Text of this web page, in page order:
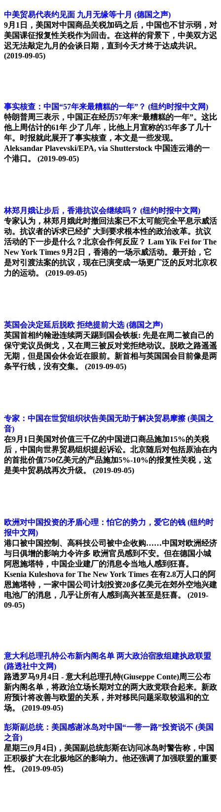
中美贸易代表约见面 九月无缘等十月 (德国之声)
9月1日，美国对中国商品关税加码之后，中国也不甘示弱，对
美国课征报复性关税作为回击。在这样的背景下，中美双方迟
迟无法敲定九月的会谈日期，直到今天才终于达成共识。
(2019-09-05)
事实核查：中国“57年来最糟糕的一年”？ (纽约时报中文网)
特朗普周三表示，中国正在经历57年来“最糟糕的一年”。这比
他上周估计的61年 少了几年，比他上月宣称的35年多了几十
年。时报就此展开了事实核查，本文是一些发现。
Aleksandar Plavevski/EPA, via Shutterstock 中国连云港的一
个港口。 (2019-09-05)
林郑月娥让步后，香港抗议会继续吗？ (纽约时报中文网)
专家认为，林郑月娥此时撤回法案已不太可能完全平息示威活
动。抗议者的诉求已经扩 大到要求根本性的政治改革。抗议
活动的下一步是什么？北京会作何反应？ Lam Yik Fei for The
New York Times 9月2日，香港的一场示威活动。最开始，它
是对引渡法案的抗议，现在已演变成一场更广泛的反对北京权
力的运动。 (2019-09-05)
英国会决定延后脱欧 拒绝提前大选 (德国之声)
英国首相约翰逊连续两天踢到国会铁板: 先是在周二被自己的
保守党议员倒戈，又在周三被反对党拒绝动议。脱欧之路遥遥
无期，但是国会休会近在眼前。新首相与英国国会目前像是两
条平行线，没有交集。
(2019-09-05)
专家：中国在世贸组织状告美国无助于解决贸易摩擦 (美国之
音)
在9月1日美国对价值三千亿的中国进口商品施加15%的关税
后，中国向世界贸易组织提起诉讼。北京随后对包括原油在内
的首批价值750亿美元的产品施加5%-10%的报复性关税，这
是美中贸易战再次升级。 (2019-09-05)
欧洲对中国投资的矛盾心理：怕它的势力，爱它的钱 (纽约时
报中文网)
港口被中国控制、高科技公司被中企收购……中国对欧洲经济
与日俱增的影响力令许多 欧洲官员感到不安。但在德国小城
阿恩施塔特，中国企业建厂的消息令当地人感到狂喜。
Ksenia Kuleshova for The New York Times 在有2.8万人口的阿
恩施塔特，一家中国公司计划投资20多亿美元在郊外空地兴建
电池厂的消息，几乎让所有人感到高兴甚至是狂喜。 (2019-
09-05)
意大利总理孔特公布新内阁名单 两大政治宿敌组建执政联盟
(路透社中文网)
路透罗马9月4日 - 意大利总理孔特(Giuseppe Conte)周三公布
新内阁名单，将政治立场长期对立的两大政党联合起来。新政
府预计将改善与欧盟的关系，并对移民问题采取较温和的立
场。
(2019-09-05)
彭斯副总统：美国感谢冰岛对中国“一带一路”投资说不 (美国
之音)
星期三(9月4日)，美国副总统彭斯在访问冰岛时警告称，中国
正积极扩大在北极地区的影响力。他还强调了加强联盟的重要
性。
(2019-09-05)